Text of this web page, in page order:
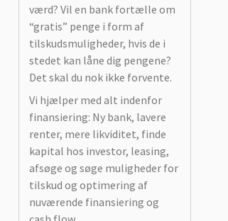
værd? Vil en bank fortælle om
“gratis” penge i form af
tilskudsmuligheder, hvis de i
stedet kan låne dig pengene?
Det skal du nok ikke forvente.
Vi hjælper med alt indenfor
finansiering: Ny bank, lavere
renter, mere likviditet, finde
kapital hos investor, leasing,
afsøge og søge muligheder for
tilskud og optimering af
nuværende finansiering og